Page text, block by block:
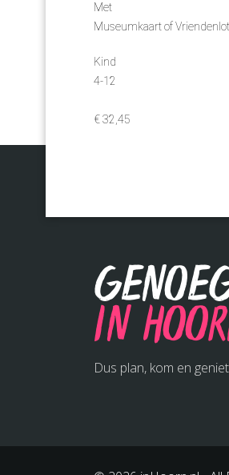
Met
Museumkaart of
Kind
4-12
€ 32,45
in
Dus plan, kom en